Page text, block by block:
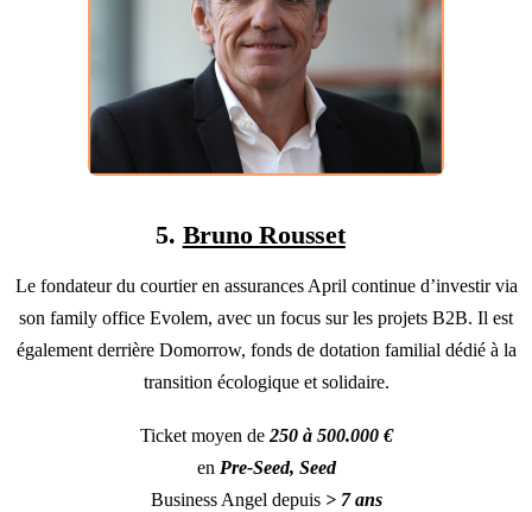
5. Bruno Rousset
Le fondateur du courtier en assurances April continue d’investir via
son family office Evolem, avec un focus sur les projets B2B. Il est
également derrière Domorrow, fonds de dotation familial dédié à la
transition écologique et solidaire.
Ticket moyen de 250 à 500.000 €
en Pre-Seed, Seed
Business Angel depuis > 7 ans